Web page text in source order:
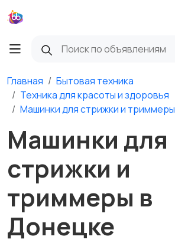
Главная
Бытовая техника
Техника для красоты и здоровья
Машинки для стрижки и триммеры
Машинки для
стрижки и
триммеры в
Донецке